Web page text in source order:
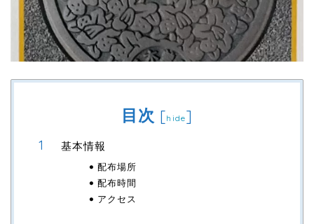
目次 [hide]
基本情報
配布場所
配布時間
アクセス